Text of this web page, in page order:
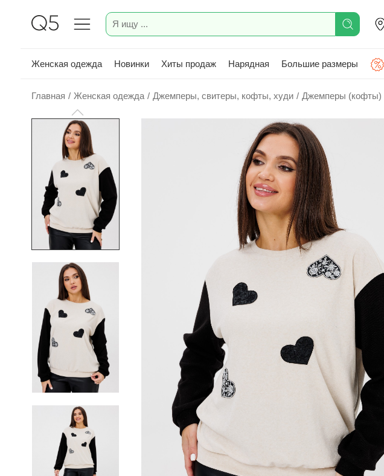
Женская одежда Новинки Хиты продаж Нарядная Большие размеры
Главная / Женская одежда / Джемперы, свитеры, кофты, худи / Джемперы (кофты)